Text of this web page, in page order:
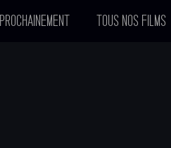
PROCHAINEMENT TOUS NOS FILMS